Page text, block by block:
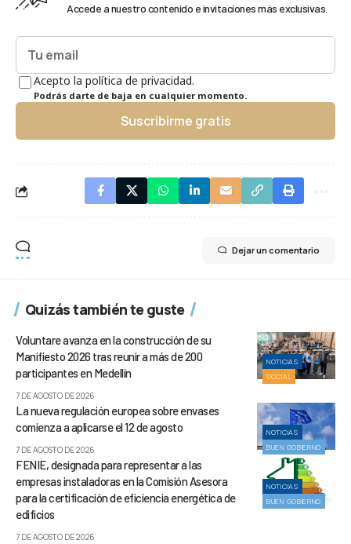
Accede a nuestro contenido e invitaciones más exclusivas.
Acepto la política de privacidad.
Podrás darte de baja en cualquier momento.
Suscribirme gratis
Dejar un comentario
Quizás también te guste
NOTICIAS
SOCIAL
Voluntare avanza en la construcción de su
Manifiesto 2026 tras reunir a más de 200
participantes en Medellín
7 DE AGOSTO DE 2026
NOTICIAS
BUEN GOBIERNO
La nueva regulación europea sobre envases
comienza a aplicarse el 12 de agosto
7 DE AGOSTO DE 2026
NOTICIAS
BUEN GOBIERNO
FENIE, designada para representar a las
empresas instaladoras en la Comisión Asesora
para la certificación de eficiencia energética de
edificios
7 DE AGOSTO DE 2026